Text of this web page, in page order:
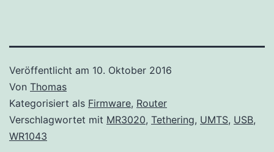
Veröffentlicht am 10. Oktober 2016
Von Thomas
Kategorisiert als Firmware, Router
Verschlagwortet mit MR3020, Tethering, UMTS, USB,
WR1043